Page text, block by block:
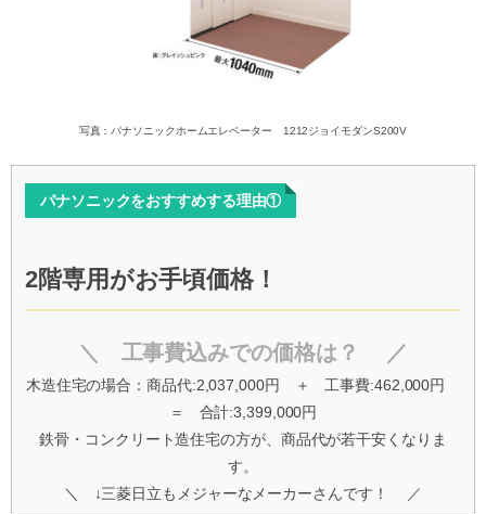
写真：パナソニックホームエレベーター 1212ジョイモダンS200V
パナソニックをおすすめする理由①
2階専用がお手頃価格！
＼ 工事費込みでの価格は？ ／
木造住宅の場合：商品代:2,037,000円 ＋ 工事費:462,000円
＝ 合計:3,399,000円
鉄骨・コンクリート造住宅の方が、商品代が若干安くなりま
す。
＼ ↓三菱日立もメジャーなメーカーさんです！ ／